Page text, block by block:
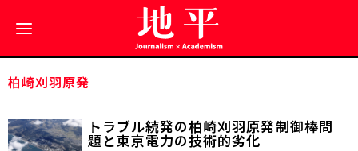
柏崎刈羽原発
トラブル続発の柏崎刈羽原発――制御棒問
題と東京電力の技術的劣化